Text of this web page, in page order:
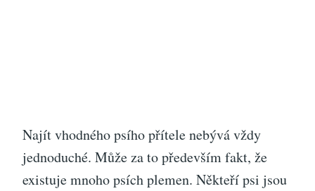
Najít vhodného psího přítele nebývá vždy
jednoduché. Může za to především fakt, že
existuje mnoho psích plemen. Někteří psi jsou